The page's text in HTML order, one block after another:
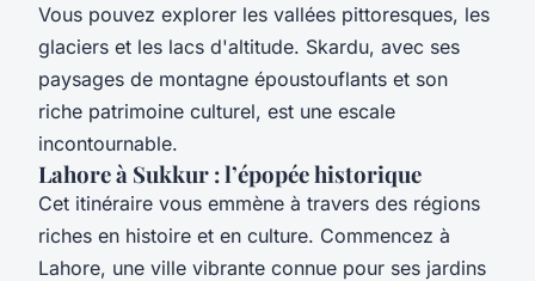
Vous pouvez explorer les vallées pittoresques, les
glaciers et les lacs d'altitude. Skardu, avec ses
paysages de montagne époustouflants et son
riche patrimoine culturel, est une escale
incontournable.
Lahore à Sukkur : l’épopée historique
Cet itinéraire vous emmène à travers des régions
riches en histoire et en culture. Commencez à
Lahore, une ville vibrante connue pour ses jardins